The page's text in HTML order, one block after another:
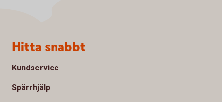
Sidfot
Hitta snabbt
Kundservice
Spärrhjälp